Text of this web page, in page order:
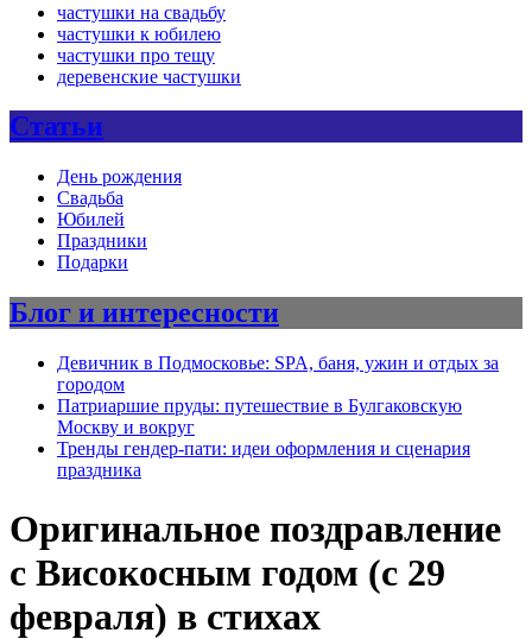
частушки на свадьбу
частушки к юбилею
частушки про тещу
деревенские частушки
Статьи
День рождения
Свадьба
Юбилей
Праздники
Подарки
Блог и интересности
Девичник в Подмосковье: SPA, баня, ужин и отдых за
городом
Патриаршие пруды: путешествие в Булгаковскую
Москву и вокруг
Тренды гендер-пати: идеи оформления и сценария
праздника
Оригинальное поздравление
с Високосным годом (с 29
февраля) в стихах